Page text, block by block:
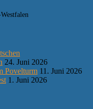
24. Juni 2026
Povelturm 11. Juni 2026
1. Juni 2026